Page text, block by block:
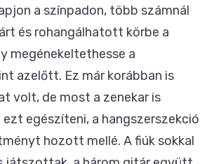
a színpadon, több számnál
és rohangálhatott körbe a
megénekeltethesse a
azelőtt. Ez már korábban is
volt, de most a zenekar is
egészíteni, a hangszerszekció
hozott mellé. A fiúk sokkal